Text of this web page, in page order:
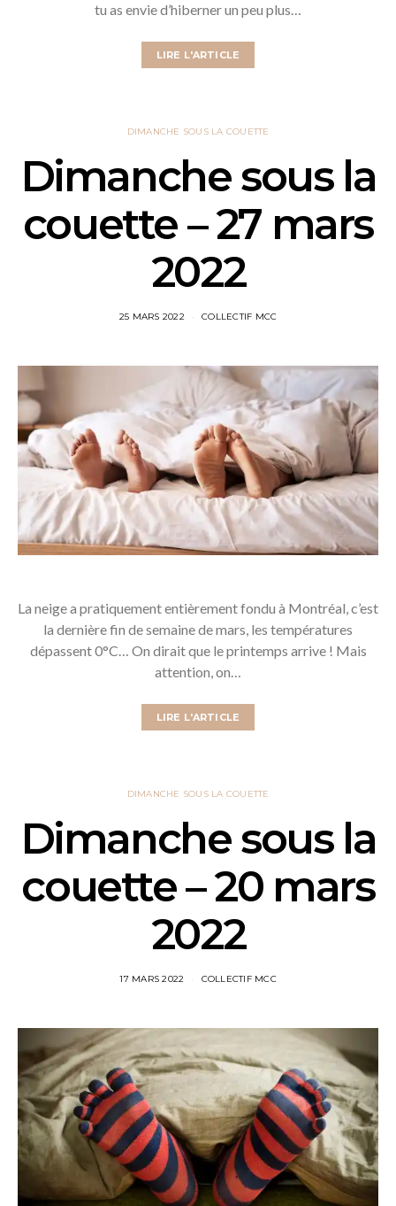
tu as envie d’hiberner un peu plus…
LIRE L'ARTICLE
DIMANCHE SOUS LA COUETTE
Dimanche sous la
couette – 27 mars
2022
25 MARS 2022 COLLECTIF MCC
La neige a pratiquement entièrement fondu à Montréal, c’est
la dernière fin de semaine de mars, les températures
dépassent 0°C… On dirait que le printemps arrive ! Mais
attention, on…
LIRE L'ARTICLE
DIMANCHE SOUS LA COUETTE
Dimanche sous la
couette – 20 mars
2022
17 MARS 2022 COLLECTIF MCC